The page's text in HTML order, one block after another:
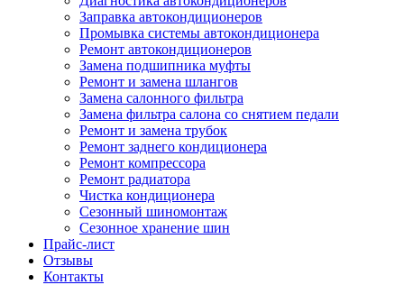
Заправка автокондиционеров
Промывка системы автокондиционера
Ремонт автокондиционеров
Замена подшипника муфты
Ремонт и замена шлангов
Замена салонного фильтра
Замена фильтра салона со снятием педали
Ремонт и замена трубок
Ремонт заднего кондиционера
Ремонт компрессора
Ремонт радиатора
Чистка кондиционера
Сезонный шиномонтаж
Сезонное хранение шин
Прайс-лист
Отзывы
Контакты